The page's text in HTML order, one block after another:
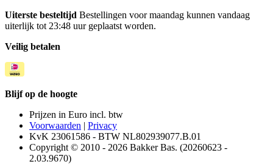
Uiterste besteltijd Bestellingen voor maandag kunnen vandaag
uiterlijk tot 23:48 uur geplaatst worden.
Veilig betalen
Blijf op de hoogte
Prijzen in Euro incl. btw
Voorwaarden | Privacy
KvK 23061586 - BTW NL802939077.B.01
Copyright © 2010 - 2026 Bakker Bas. (20260623 -
2.03.9670)